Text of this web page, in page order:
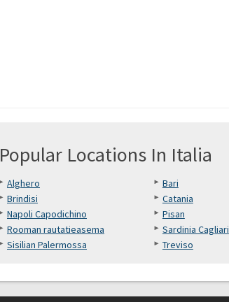
Popular Locations In Italia
Alghero Bari
Brindisi
Catania
Napoli Capodichino
Pisan
Rooman rautatieasema
Sardinia Cagliari
Sisilian Palermossa
Treviso